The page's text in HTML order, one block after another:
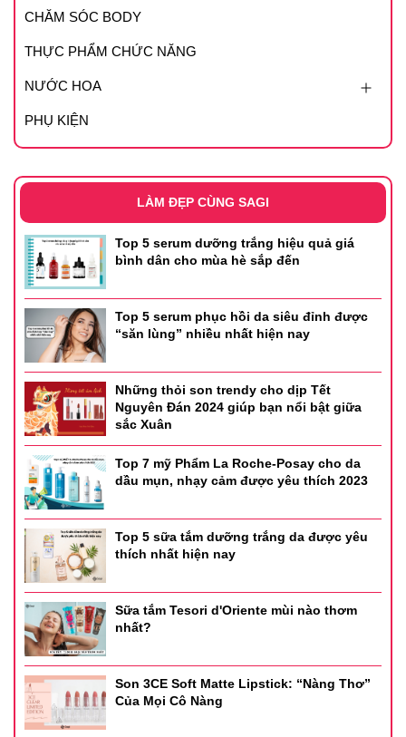
CHĂM SÓC BODY
THỰC PHẨM CHỨC NĂNG
NƯỚC HOA
PHỤ KIỆN
LÀM ĐẸP CÙNG SAGI
Top 5 serum dưỡng trắng hiệu quả giá
bình dân cho mùa hè sắp đến
Top 5 serum phục hồi da siêu đỉnh được
“săn lùng” nhiều nhất hiện nay
Những thỏi son trendy cho dịp Tết
Nguyên Đán 2024 giúp bạn nổi bật giữa
sắc Xuân
Top 7 mỹ Phẩm La Roche-Posay cho da
dầu mụn, nhạy cảm được yêu thích 2023
Top 5 sữa tắm dưỡng trắng da được yêu
thích nhất hiện nay
Sữa tắm Tesori d'Oriente mùi nào thơm
nhất?
Son 3CE Soft Matte Lipstick: “Nàng Thơ”
Của Mọi Cô Nàng